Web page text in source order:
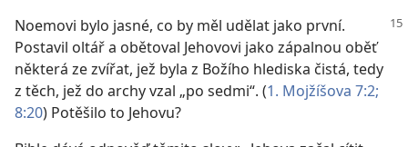
Noemovi bylo jasné, co by měl udělat jako první.
Postavil oltář a obětoval Jehovovi jako zápalnou oběť
některá ze zvířat, jež byla z Božího hlediska čistá, tedy
z těch, jež do archy vzal „po sedmi“. (1. Mojžíšova 7:2;
8:20) Potěšilo to Jehovu?